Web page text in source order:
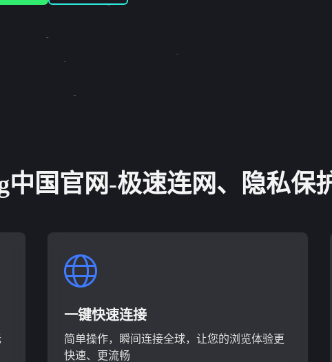
中国官网-极速连网、隐私保
一键快速连接
简单操作，瞬间连接全球，让您的浏览体验更
快速、更流畅